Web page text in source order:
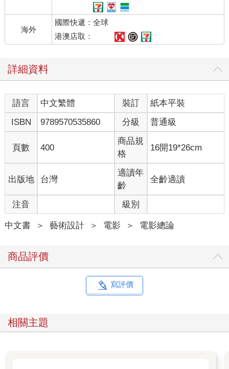
以亞裔演員為要角的電影來說，第一部是一九六一年改編後從百
老匯一躍而上大銀幕的《花鼓歌》（Flower Drum Song），其後
三十年才有由大電影公司製作的《喜福會》（The Joy Luck
Rich Asians）。緊接著是《尚氣與十環傳奇》（Shang—Chi and
the Legend of the Ten Rings）和《媽的多重宇宙》。
我有幸參與這三次重要的突破，這一切得益於全球化後電影製作
人、作家和製片人團體的崛起，讓才華洋溢的他們終能有機會以
自己真實的心聲來產製內容，而他們同時也需要像我這樣的演員
來參與演出這些栩栩如生的故事。電影製作很艱難，時至今日也
是一樣。
本書專文介紹的一百三十六部電影，內容在橫跨歷史、遍及世界
的同時，也將所有大移民的多元面向呈現了出來，希望這些電影
能為下一代新銳的電影製作人帶來靈感與勇氣去講述自己各式各
樣動人的故事，去開拓我們亞洲的多重宇宙。
因為單純喜愛電影而閱讀這本書的讀者們，你們看電影、分享電
入天際，您即將踏上一趟驚奇之旅⋯⋯。
海外
國際快遞：全球
港澳店取：
詳細資料
語言 中文繁體 裝訂
紙本平裝
ISBN
9789570535860 分級 普通級
頁數 400
商品規
格
16開19*26cm
出版地 台灣
適讀年
齡
全齡適讀
注音 級別
中文書 ＞ 藝術設計 ＞ 電影 ＞ 電影總論
商品評價
寫評價
相關主題